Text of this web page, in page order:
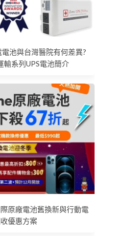
池與台灣醫院有何差異?
輸系列UPS電池簡介
原廠電池舊換新與行動電
優惠方案